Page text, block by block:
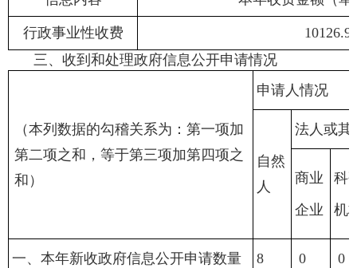
行政事业性收费
三、收到和处理政府信息公开申请情况
（本列数据的勾稽关系为：第一项加
第二项之和，等于第三项加第四项之
和）
申请人情况
自然
人
法人或其
商业
企业
科
机
一、本年新收政府信息公开申请数量 8 0 0